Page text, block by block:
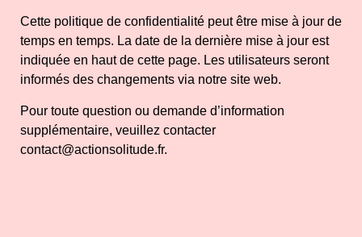
Cette politique de confidentialité peut être mise à jour de
temps en temps. La date de la dernière mise à jour est
indiquée en haut de cette page. Les utilisateurs seront
informés des changements via notre site web.
Pour toute question ou demande d’information
supplémentaire, veuillez contacter
contact@actionsolitude.fr.